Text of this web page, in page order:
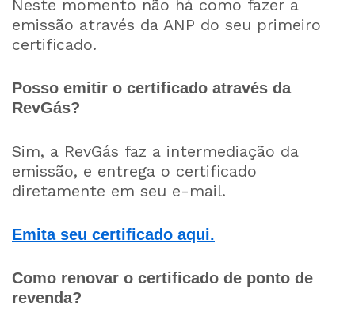
Neste momento não há como fazer a
emissão através da ANP do seu primeiro
certificado.
Posso emitir o certificado através da
RevGás?
Sim, a RevGás faz a intermediação da
emissão, e entrega o certificado
diretamente em seu e-mail.
Emita seu certificado aqui.
Como renovar o certificado de ponto de
revenda?